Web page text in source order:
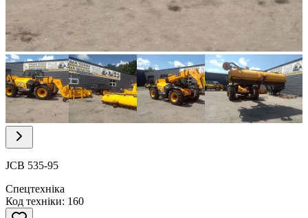
Item
1
of
21
Item
21
JCB 535-95
Спецтехніка
Код техніки: 160